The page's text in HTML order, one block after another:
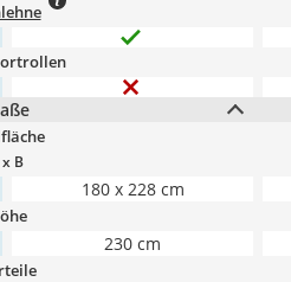
x B
180 x 228 cm
230 cm